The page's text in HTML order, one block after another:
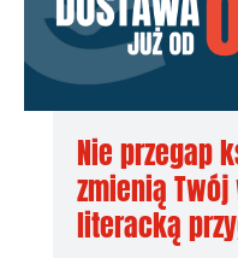
7. Tworzenie
Nie ma
Wybór silnika
Nie przegap
zmienią
literacką